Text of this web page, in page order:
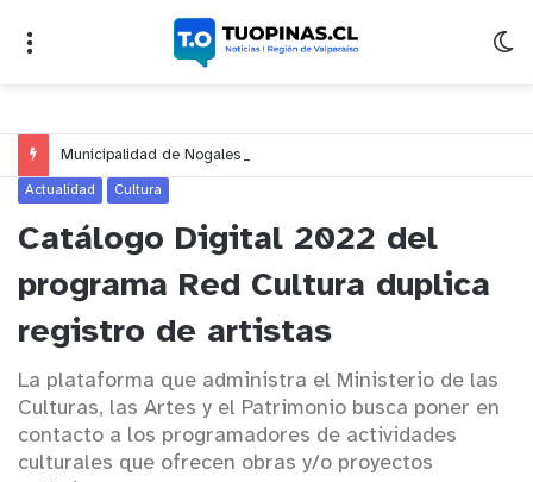
Actualidad Cultura
Catálogo Digital 2022 del
programa Red Cultura duplica
registro de artistas
La plataforma que administra el Ministerio de las
Culturas, las Artes y el Patrimonio busca poner en
contacto a los programadores de actividades
culturales que ofrecen obras y/o proyectos